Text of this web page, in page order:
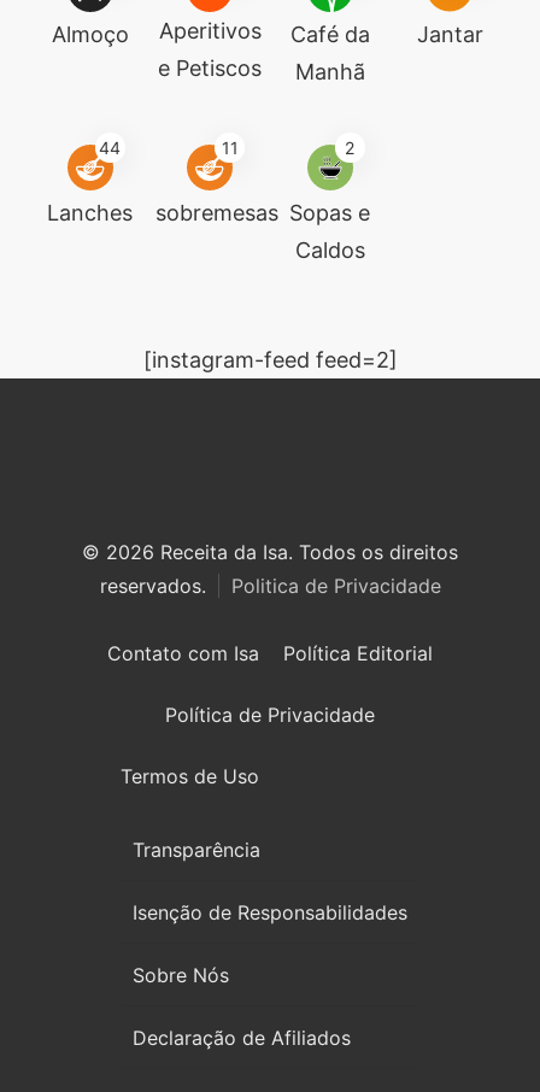
Almoço
Aperitivos
e Petiscos
Café da
Manhã
Jantar
44
Lanches
11
sobremesas
2
Sopas e
Caldos
[instagram-feed feed=2]
© 2026 Receita da Isa. Todos os direitos
reservados.
Politica de Privacidade
Contato com Isa Política Editorial
Política de Privacidade
Termos de Uso
Transparência
Isenção de Responsabilidades
Sobre Nós
Declaração de Afiliados